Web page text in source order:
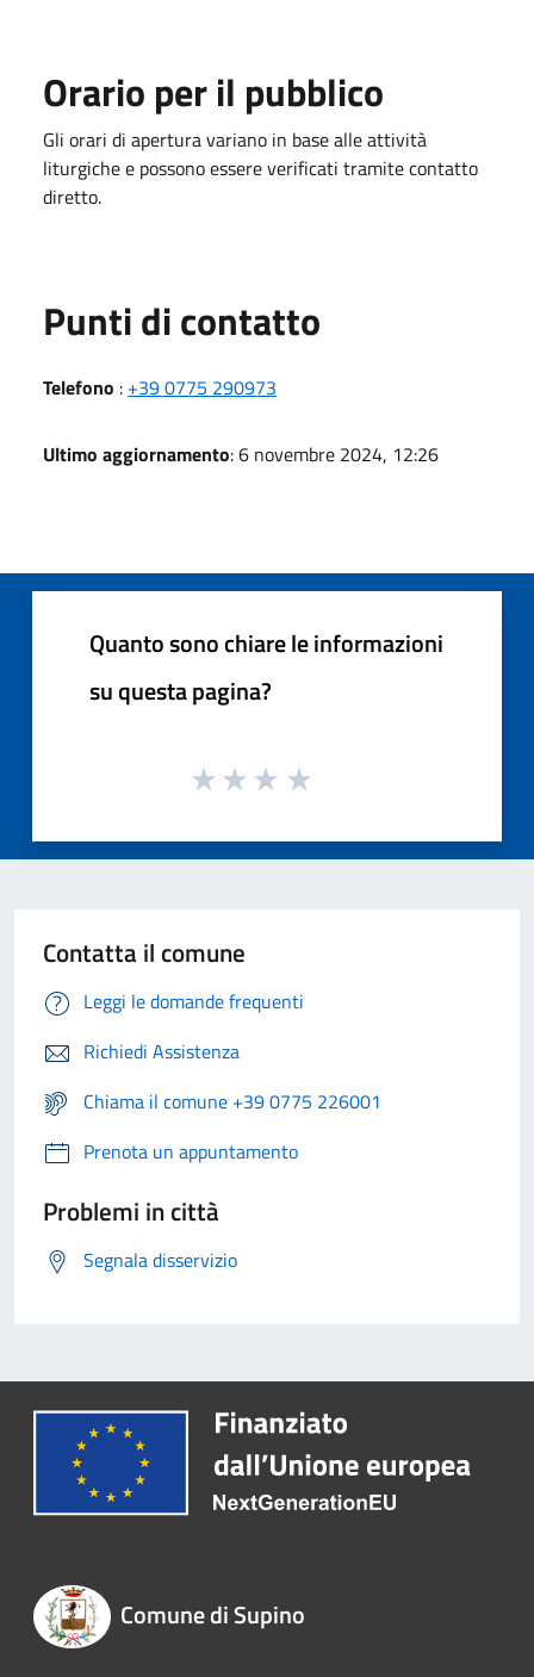
Orario per il pubblico
Gli orari di apertura variano in base alle attività
liturgiche e possono essere verificati tramite contatto
diretto.
Punti di contatto
Telefono : +39 0775 290973
Ultimo aggiornamento: 6 novembre 2024, 12:26
Quanto sono chiare le informazioni
su questa pagina?
Contatta il comune
Leggi le domande frequenti
Richiedi Assistenza
Chiama il comune +39 0775 226001
Prenota un appuntamento
Problemi in città
Segnala disservizio
Comune di Supino